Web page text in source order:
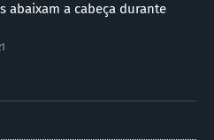
abaixam a cabeça durante